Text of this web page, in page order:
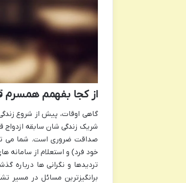
از کجا بفهمم همسرم
گاهی اوقات، پیش از شروع
شریک زندگی شان سابقه ازدواج
صداقت ضروری است. شما می
خود فرد) و استعلام از
تردیدها و نگرانی ها درباره
برانگیزترین مسائل در مسیر